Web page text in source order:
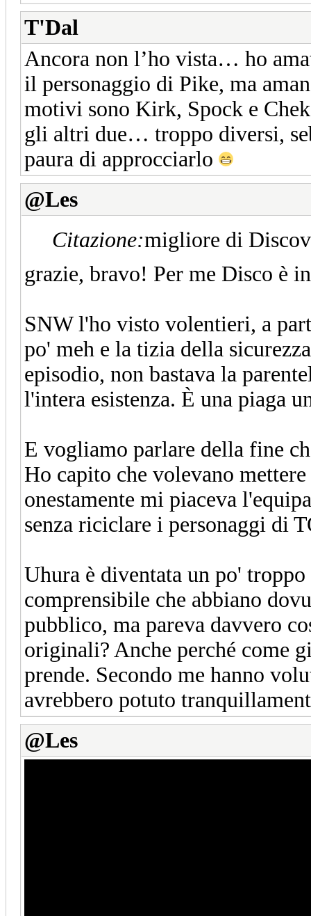
T'Dal
Ancora non l’ho vista… ho
il personaggio di Pike, ma
motivi sono Kirk, Spock e
gli altri due… troppo diversi,
paura di approcciarlo
@Les
Citazione:migliore di
grazie, bravo! Per me Disco è
SNW l'ho visto volentieri, a
po' meh e la tizia della
episodio, non bastava la
l'intera esistenza. È una piaga
E vogliamo parlare della fine
Ho capito che volevano
onestamente mi piaceva
senza riciclare i personaggi di
Uhura è diventata un po'
comprensibile che abbiano
pubblico, ma pareva davvero
originali? Anche perché come
prende. Secondo me hanno
avrebbero potuto
@Les